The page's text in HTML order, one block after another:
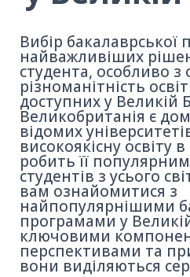
Вибір бакалаврської
найважливіших
студента, особливо з
різноманітність
доступних у Великій
Великобританія є
відомих
високоякісну освіту
робить її
студентів з усього
вам ознайомитися з
найпопулярнішими
програмами у
ключовими
перспективами та
вони виділяються